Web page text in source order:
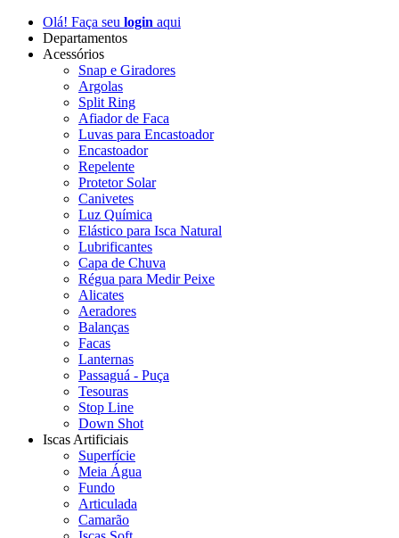
Olá! Faça seu login aqui
Departamentos
Acessórios
Snap e Giradores
Argolas
Split Ring
Afiador de Faca
Luvas para Encastoador
Encastoador
Repelente
Protetor Solar
Canivetes
Luz Química
Elástico para Isca Natural
Lubrificantes
Capa de Chuva
Régua para Medir Peixe
Alicates
Aeradores
Balanças
Facas
Lanternas
Passaguá - Puça
Tesouras
Stop Line
Down Shot
Iscas Artificiais
Superfície
Meia Água
Fundo
Articulada
Camarão